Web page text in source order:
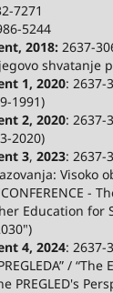
7271
5244
2018:2637-
shvatanje
1, 2020: 2637-
1991)
2, 2020: 2637-
2020)
3, 2023: 2637-
Visoko
-
Education for
4, 2024: 2637-
/
PREGLED's